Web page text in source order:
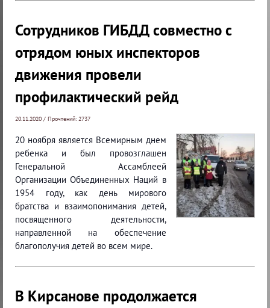
Сотрудников ГИБДД совместно с
отрядом юных инспекторов
движения провели
профилактический рейд
20.11.2020 / Прочтений: 2737
20 ноября является Всемирным днем
ребенка и был провозглашен
Генеральной Ассамблеей
Организации Объединенных Наций в
1954 году, как день мирового
братства и взаимопонимания детей,
посвященного деятельности,
направленной на обеспечение
благополучия детей во всем мире.
В Кирсанове продолжается